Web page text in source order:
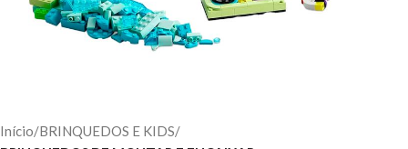
Início BRINQUEDOS E KIDS